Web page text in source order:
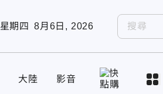
星期四 8月6日, 2026
大陸 影音